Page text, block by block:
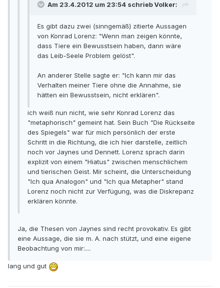
Am 23.4.2012 um 23:54 schrieb Volker:
Es gibt dazu zwei (sinngemäß) zitierte Aussagen
von Konrad Lorenz: "Wenn man zeigen könnte,
dass Tiere ein Bewusstsein haben, dann wäre
das Leib-Seele Problem gelöst".
An anderer Stelle sagte er: "Ich kann mir das
Verhalten meiner Tiere ohne die Annahme, sie
hätten ein Bewusstsein, nicht erklären".
ich weiß nun nicht, wie sehr Konrad Lorenz das
"metaphorisch" gemeint hat. Sein Buch "Die Rückseite
des Spiegels" war für mich persönlich der erste
Schritt in die Richtung, die ich hier darstelle, zeitlich
noch vor Jaynes und Dennett. Lorenz sprach darin
explizit von einem "Hiatus" zwischen menschlichem
und tierischen Geist. Mir scheint, die Unterscheidung
"Ich qua Analogon" und "Ich qua Metapher" stand
Lorenz noch nicht zur Verfügung, was die Diskrepanz
erklären könnte.
Ja, die Thesen von Jaynes sind recht provokativ. Es gibt
eine Aussage, die sie m. A. nach stützt, und eine eigene
Beobachtung von mir:....
lang und gut